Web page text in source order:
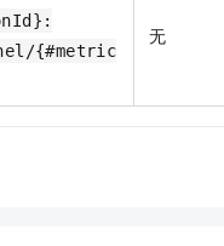
{#metric
无